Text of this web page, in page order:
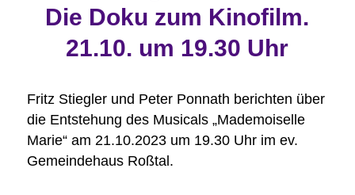
Die Doku zum Kinofilm.
21.10. um 19.30 Uhr
Fritz Stiegler und Peter Ponnath berichten über
die Entstehung des Musicals „Mademoiselle
Marie“ am 21.10.2023 um 19.30 Uhr im ev.
Gemeindehaus Roßtal.